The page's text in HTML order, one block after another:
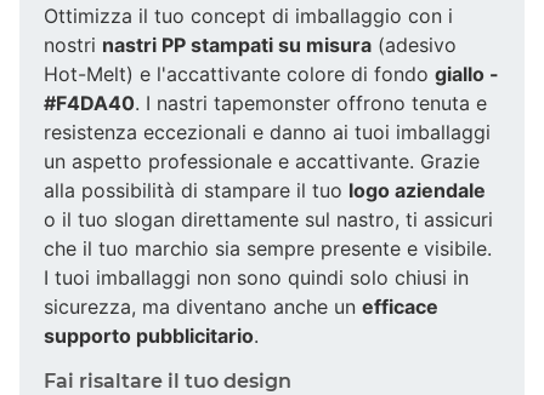
Ottimizza il tuo concept di imballaggio con i
nostri nastri PP stampati su misura (adesivo
Hot-Melt) e l'accattivante colore di fondo giallo -
#F4DA40. I nastri tapemonster offrono tenuta e
resistenza eccezionali e danno ai tuoi imballaggi
un aspetto professionale e accattivante. Grazie
alla possibilità di stampare il tuo logo aziendale
o il tuo slogan direttamente sul nastro, ti assicuri
che il tuo marchio sia sempre presente e visibile.
I tuoi imballaggi non sono quindi solo chiusi in
sicurezza, ma diventano anche un efficace
supporto pubblicitario.
Fai risaltare il tuo design